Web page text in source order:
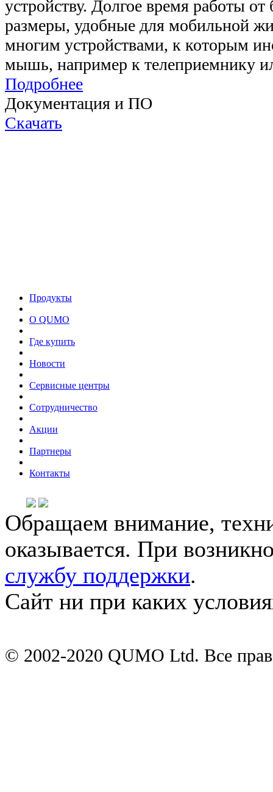
устройству. Долгое время работы от
размеры, удобные для мобильной
многим устройствами, к которым
мышь, например к телеприемнику
Подробнее
Документация и ПО
Скачать
Продукты
О QUMO
Где купить
Новости
Сервисные центры
Сотрудничество
Акции
Партнеры
Контакты
Обращаем внимание,
оказывается. При
службу поддержки.
Сайт ни при каких
© 2002-2020 QUMO Ltd. Все